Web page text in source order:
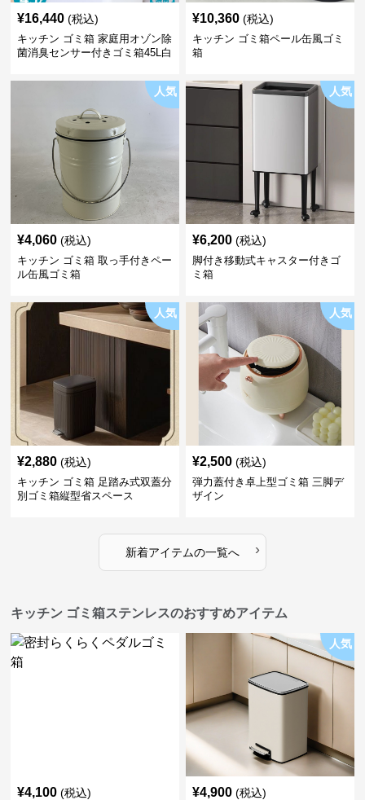
¥16,440 (税込)
キッチン ゴミ箱 家庭用オゾン除
菌消臭センサー付きゴミ箱45L白
¥10,360 (税込)
キッチン ゴミ箱ペール缶風ゴミ
箱
人気
¥4,060 (税込)
キッチン ゴミ箱 取っ手付きペー
ル缶風ゴミ箱
人気
¥6,200 (税込)
脚付き移動式キャスター付きゴ
ミ箱
人気
¥2,880 (税込)
キッチン ゴミ箱 足踏み式双蓋分
別ゴミ箱縦型省スペース
人気
¥2,500 (税込)
弾力蓋付き卓上型ゴミ箱 三脚デ
ザイン
新着アイテムの一覧へ ›
キッチン ゴミ箱ステンレスのおすすめアイテム
¥4,100 (税込)
人気
¥4,900 (税込)